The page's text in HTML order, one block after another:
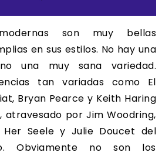
son muy bellas
en sus estilos. No hay una
una muy sana variedad.
tan variadas como El
Bryan Pearce y Keith Haring
atravesado por Jim Woodring,
Her Seele y Julie Doucet del
Obviamente no son los